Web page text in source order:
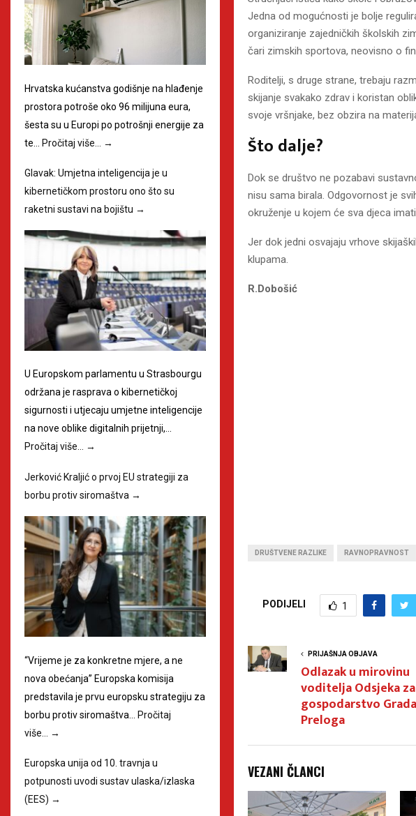
Jedna od mogućnosti je bolje
organiziranje zajedničkih školskih
čari zimskih sportova, neovisno o
Roditelji, s druge strane, trebaju
skijanje svakako zdrav i koristan
svoje vršnjake, bez obzira na
Što dalje?
Dok se društvo ne pozabavi
nisu sama birala. Odgovornost je
okruženje u kojem će sva djeca
Jer dok jedni osvajaju vrhove
klupama.
R.Dobošić
DRUŠTVENE RAZLIKE RAVNOPRAVNOST
PODIJELI 1
PRIJAŠNJA OBJAVA
Odlazak u mirovinu
voditelja Odsjeka za
gospodarstvo Grada
Preloga
VEZANI ČLANCI
Hrvatska kućanstva godišnje na hlađenje
prostora potroše oko 96 milijuna eura,
šesta su u Europi po potrošnji energije za
te…
Pročitaj više… →
Glavak: Umjetna inteligencija je u
kibernetičkom prostoru ono što su
raketni sustavi na bojištu →
U Europskom parlamentu u Strasbourgu
održana je rasprava o kibernetičkoj
sigurnosti i utjecaju umjetne inteligencije
na nove oblike digitalnih prijetnji,…
Pročitaj više… →
Jerković Kraljić o prvoj EU strategiji za
borbu protiv siromaštva →
“Vrijeme je za konkretne mjere, a ne
nova obećanja” Europska komisija
predstavila je prvu europsku strategiju za
borbu protiv siromaštva… Pročitaj
više…
→
Europska unija od 10. travnja u
potpunosti uvodi sustav ulaska/izlaska
(EES) →